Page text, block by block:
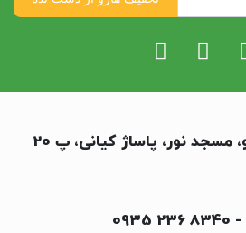
مسجد نور، پاساژ کیانی، پ 20
-
0935 236 8340